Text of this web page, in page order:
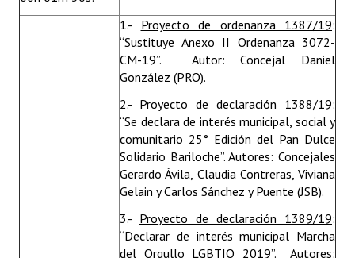
1.- Proyecto de ordenanza 1387/19:
“Sustituye Anexo II Ordenanza 3072-
CM-19”. Autor: Concejal Daniel
González (PRO).
2.- Proyecto de declaración 1388/19:
“Se declara de interés municipal, social y
comunitario 25° Edición del Pan Dulce
Solidario Bariloche”. Autores: Concejales
Gerardo Ávila, Claudia Contreras, Viviana
Gelain y Carlos Sánchez y Puente (JSB).
3.- Proyecto de declaración 1389/19:
“Declarar de interés municipal Marcha
del Orgullo LGBTIQ 2019”. Autores: